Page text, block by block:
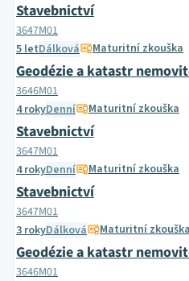
Stavebnictví
3647M01
5 letDálková Maturitní zkouška
Geodézie a katastr
3646M01
4 rokyDenní Maturitní zkouška
Stavebnictví
3647M01
4 rokyDenní Maturitní zkouška
Stavebnictví
3647M01
3 rokyDálková Maturitní
Geodézie a katastr
3646M01